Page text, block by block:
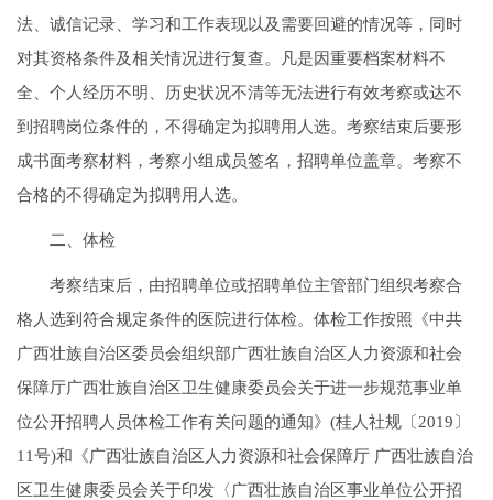
法、诚信记录、学习和工作表现以及需要回避的情况等，同时
对其资格条件及相关情况进行复查。凡是因重要档案材料不
全、个人经历不明、历史状况不清等无法进行有效考察或达不
到招聘岗位条件的，不得确定为拟聘用人选。考察结束后要形
成书面考察材料，考察小组成员签名，招聘单位盖章。考察不
合格的不得确定为拟聘用人选。
二、体检
考察结束后，由招聘单位或招聘单位主管部门组织考察合
格人选到符合规定条件的医院进行体检。体检工作按照《中共
广西壮族自治区委员会组织部广西壮族自治区人力资源和社会
保障厅广西壮族自治区卫生健康委员会关于进一步规范事业单
位公开招聘人员体检工作有关问题的通知》(桂人社规〔2019〕
11号)和《广西壮族自治区人力资源和社会保障厅 广西壮族自治
区卫生健康委员会关于印发〈广西壮族自治区事业单位公开招